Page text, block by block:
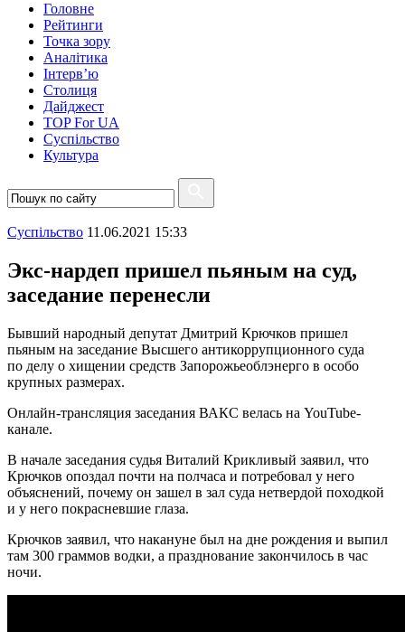
Головне
Рейтинги
Точка зору
Аналітика
Інтерв’ю
Столиця
Дайджест
TOP For UA
Суспiльство
Культура
Суспiльство 11.06.2021 15:33
Экс-нардеп пришел пьяным на суд,
заседание перенесли
Бывший народный депутат Дмитрий Крючков пришел
пьяным на заседание Высшего антикоррупционного суда
по делу о хищении средств Запорожьеоблэнерго в особо
крупных размерах.
Онлайн-трансляция заседания ВАКС велась на YouTube-
канале.
В начале заседания судья Виталий Крикливый заявил, что
Крючков опоздал почти на полчаса и потребовал у него
объяснений, почему он зашел в зал суда нетвердой походкой
и у него покрасневшие глаза.
Крючков заявил, что накануне был на дне рождения и выпил
там 300 граммов водки, а празднование закончилось в час
ночи.